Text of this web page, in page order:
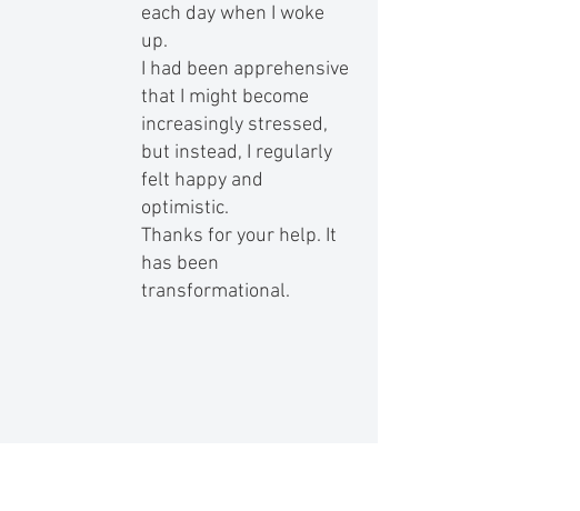
each day when I woke
up.
I had been apprehensive
that I might become
increasingly stressed,
but instead, I regularly
felt happy and
optimistic.
Thanks for your help. It
has been
transformational.